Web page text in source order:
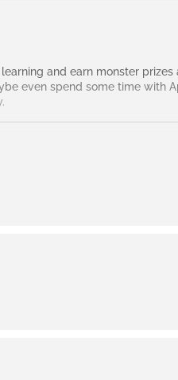
and earn monster prizes
even spend some time with
Héroes del Olimpo, y tal vez
por favor traiga un teléfono u